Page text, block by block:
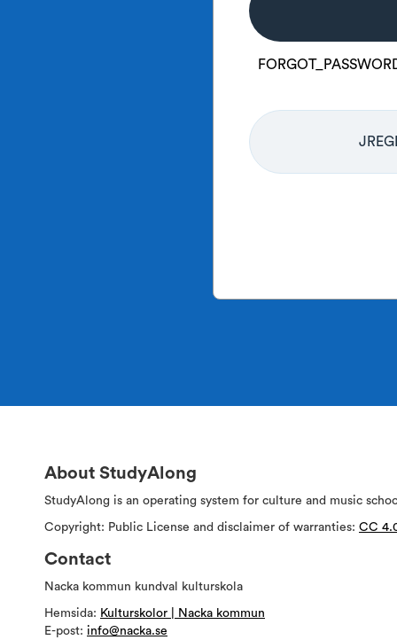
About StudyAlong
StudyAlong is an operating system for culture and music
Copyright: Public License and disclaimer of warranties: CC
Contact
Nacka kommun kundval kulturskola
Hemsida: Kulturskolor | Nacka kommun
E-post: info@nacka.se